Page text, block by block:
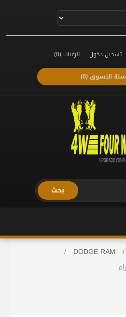
تسجيل دخول الرغبات(0)
سلة التسوق(0)
بحث
/
DODGE RAM
/